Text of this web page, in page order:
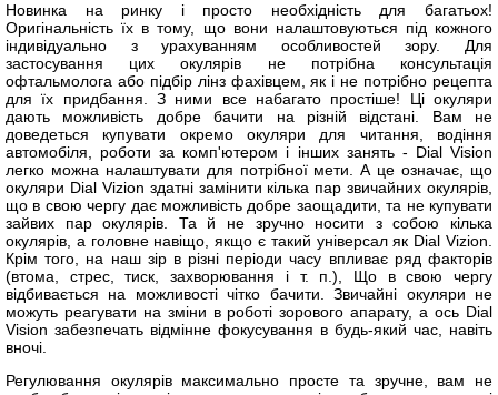
Новинка на ринку і просто необхідність для багатьох!
Оригінальність їх в тому, що вони налаштовуються під кожного
індивідуально з урахуванням особливостей зору. Для
застосування цих окулярів не потрібна консультація
офтальмолога або підбір лінз фахівцем, як і не потрібно рецепта
для їх придбання. З ними все набагато простіше! Ці окуляри
дають можливість добре бачити на різній відстані. Вам не
доведеться купувати окремо окуляри для читання, водіння
автомобіля, роботи за комп'ютером і інших занять - Dial Vision
легко можна налаштувати для потрібної мети. А це означає, що
окуляри Dial Vizion здатні замінити кілька пар звичайних окулярів,
що в свою чергу дає можливість добре заощадити, та не купувати
зайвих пар окулярів. Та й не зручно носити з собою кілька
окулярів, а головне навіщо, якщо є такий універсал як Dial Vizion.
Крім того, на наш зір в різні періоди часу впливає ряд факторів
(втома, стрес, тиск, захворювання і т. п.), Що в свою чергу
відбивається на можливості чітко бачити. Звичайні окуляри не
можуть реагувати на зміни в роботі зорового апарату, а ось Dial
Vision забезпечать відмінне фокусування в будь-який час, навіть
вночі.
Регулювання окулярів максимально просте та зручне, вам не